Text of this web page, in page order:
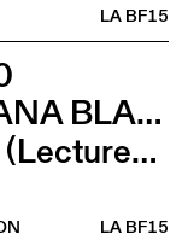
LA BF15
JOHANA BLANC ET SIMONE HOLLIGER
Carta (Lectures, micro-éditions, douceurs et lancement de Wages For / Wages Agains avec Ramaya Tegegne et Tiphanie Blanc)
LA BF15